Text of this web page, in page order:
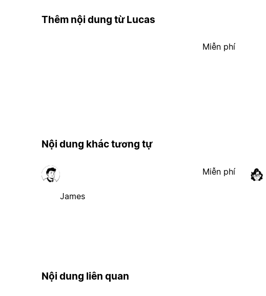
Thêm nội dung từ Lucas
Miễn phí
Nội dung khác tương tự
James
Miễn phí
Nội dung liên quan